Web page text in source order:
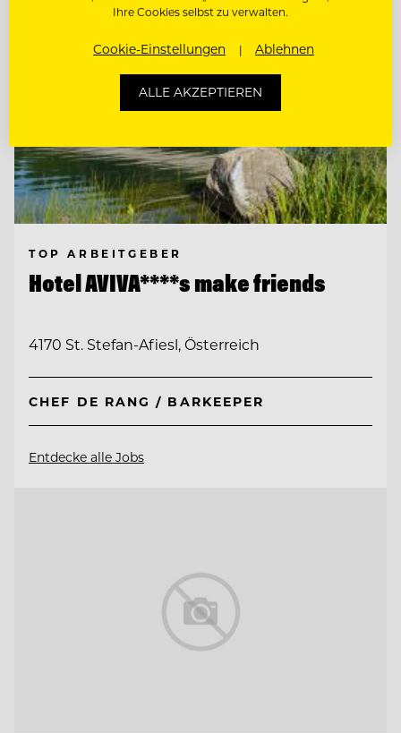
TOP ARBEITGEBER
Hotel AVIVA****s make friends
4170 St. Stefan-Afiesl, Österreich
CHEF DE RANG / BARKEEPER
Entdecke alle Jobs
Ihre Cookies selbst zu verwalten.
Cookie-Einstellungen Ablehnen
ALLE AKZEPTIEREN